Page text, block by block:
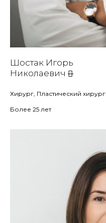
Шостак Игорь
Николаевич
Хирург, Пластический хирург
Более 25 лет